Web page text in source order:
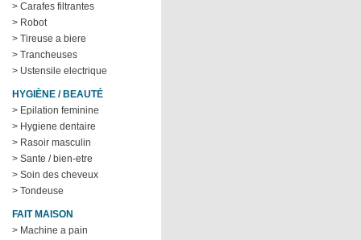
> Carafes filtrantes
> Robot
> Tireuse a biere
> Trancheuses
> Ustensile electrique
HYGIÈNE / BEAUTÉ
> Epilation feminine
> Hygiene dentaire
> Rasoir masculin
> Sante / bien-etre
> Soin des cheveux
> Tondeuse
FAIT MAISON
> Machine a pain